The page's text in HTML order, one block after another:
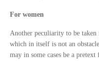
For women
Another peculiarity to be taken
which in itself is not an
may in some cases be a